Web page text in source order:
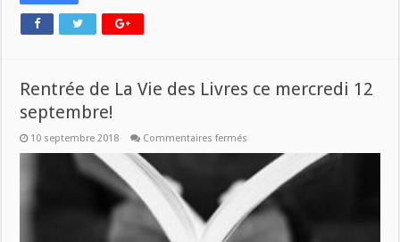
Rentrée de La Vie des Livres ce mercredi 12
septembre!
10 septembre 2018 Commentaires fermés
La
Vie
des
Livres
ce
mercredi